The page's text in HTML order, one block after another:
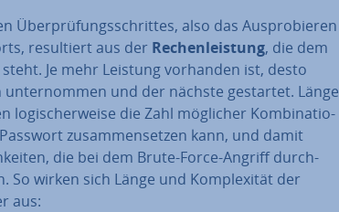
Über­prü­fungs­schrit­tes, also das Aus­pro­bie­ren
re­sul­tiert aus der Re­chen­leis­tung, die dem
Je mehr Leistung vorhanden ist, desto
un­ter­nom­men und der nächste gestartet. Länge
lo­gi­scher­wei­se die Zahl möglicher Kom­bi­na­tio­
zu­sam­men­set­zen kann, und damit
die bei dem Brute-Force-Angriff durch­
So wirken sich Länge und Kom­ple­xi­tät der
aus: